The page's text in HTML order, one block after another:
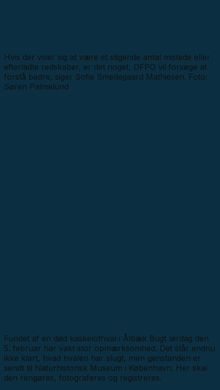
Hvis der viser sig at være et stigende antal mistede eller
efterladte redskaber, er det noget, DFPO vil forsøge at
forstå bedre, siger Sofie Smedegaard Mathiesen. Foto:
Søren Palmelund
Fundet af en død kaskelothval i Ålbæk Bugt lørdag den
5. februar har vakt stor opmærksomhed. Det står endnu
ikke klart, hvad hvalen har slugt, men genstanden er
sendt til Naturhistorisk Museum i København. Her skal
den rengøres, fotograferes og registreres.